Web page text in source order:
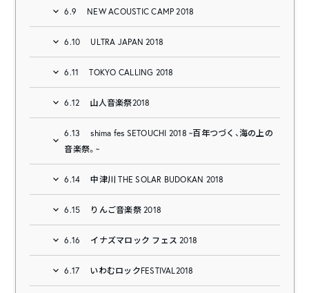
6.9 NEW ACOUSTIC CAMP 2018
6.10 ULTRA JAPAN 2018
6.11 TOKYO CALLING 2018
6.12 山人音楽祭2018
6.13
shima fes SETOUCHI 2018 ~百年つづく、海の上の
音楽祭。~
6.14 中津川 THE SOLAR BUDOKAN 2018
6.15 りんご音楽祭 2018
6.16 イナズマロック フェス 2018
6.17 いわむロックFESTIVAL2018